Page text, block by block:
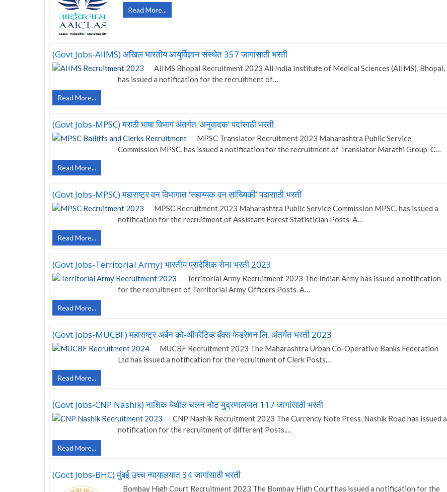
Read More...
AAI
&
अलाइड
सर्व्हिसेस
कंपनी
जागांसाठी
भरती
(Govt Jobs-AIIMS) अखिल भारतीय आयुर्विज्ञान संस्थेत 357 जागांसाठी भरती
AIIMS Bhopal Recruitment 2023 All India Institute of Medical Sciences (AIIMS), Bhopal,
has issued a notification for the recruitment of…
Read More...
Jobs-
अखिल
भारतीय
आयुर्विज्ञान
संस्थेत
357
भरती
(Govt Jobs-MPSC) मराठी भाषा विभाग अंतर्गत ‘अनुवादक’ पदांसाठी भरती.
MPSC Translator Recruitment 2023 Maharashtra Public Service
Commission MPSC, has issued a notification for the recruitment of Translator Marathi Group-C…
Read More...
Jobs-
मराठी
भाषा
अंतर्गत
‘अनुवादक’
भरती.
(Govt Jobs-MPSC) महाराष्ट्र वन विभागात ‘सहाय्यक वन सांख्यिकी’ पदासाठी भरती
MPSC Recruitment 2023 Maharashtra Public Service Commission MPSC, has issued a
notification for the recruitment of Assistant Forest Statistician Posts. A…
Read More...
Jobs-
महाराष्ट्र
वन
‘सहाय्यक
वन
पदासाठी
(Govt Jobs-Territorial Army) भारतीय प्रादेशिक सेना भरती 2023
Territorial Army Recruitment 2023 The Indian Army has issued a notification
for the recruitment of Territorial Army Officers Posts. A…
Read More...
Jobs-
Army)
भारतीय
सेना
भरती
(Govt Jobs-MUCBF) महाराष्ट्र अर्बन को-ऑपरेटिव्ह बँक्स फेडरेशन लि. अंतर्गत भरती 2023
MUCBF Recruitment 2023 The Maharashtra Urban Co-Operative Banks Federation
Ltd has issued a notification for the recruitment of Clerk Posts.…
Read More...
Jobs-
महाराष्ट्र
अर्बन
ऑपरेटिव्ह
बँक्स
लि.
(Govt Jobs-CNP Nashik) नाशिक येथील चलन नोट मुद्रणालयात 117 जागांसाठी भरती
CNP Nashik Recruitment 2023 The Currency Note Press, Nashik Road has issued a
notification for the recruitment of different Posts.…
Read More...
Jobs-
Nashik)
नाशिक
(Goct Jobs-BHC) मुंबई उच्च न्यायालयात 34 जागांसाठी भरती
Bombay High Court Recruitment 2023 The Bombay High Court has issued a notification for the